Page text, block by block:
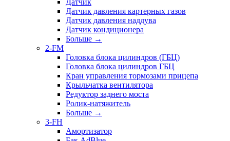
Датчик
Датчик давления картерных газов
Датчик давления наддува
Датчик кондиционера
Больше →
2-FM
Головка блока цилиндров (ГБЦ)
Головка блока цилиндров ГБЦ
Кран управления тормозами прицепа
Крыльчатка вентилятора
Редуктор заднего моста
Ролик-натяжитель
Больше →
3-FH
Амортизатор